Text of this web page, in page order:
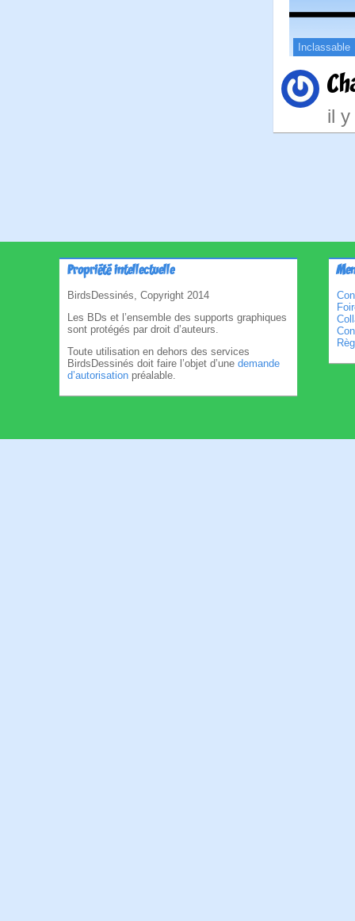
Inclassable
il y
Propriété intellectuelle
BirdsDessinés, Copyright 2014
Les BDs et l’ensemble des supports graphiques
sont protégés par droit d’auteurs.
Toute utilisation en dehors des services
BirdsDessinés doit faire l’objet d’une demande
d’autorisation préalable.